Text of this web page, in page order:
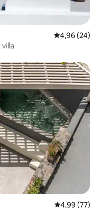
4,96 de uma
4,96 (24)
4,99 de uma
4,99 (77)